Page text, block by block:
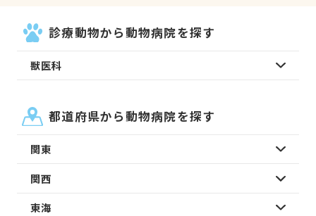
診療動物から動物病院を探す
獣医科
都道府県から動物病院を探す
関東
関西
東海